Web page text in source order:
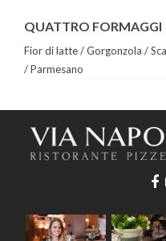
QUATTRO FORMAGGI
Fior di latte / Gorgonzola /
/ Parmesano